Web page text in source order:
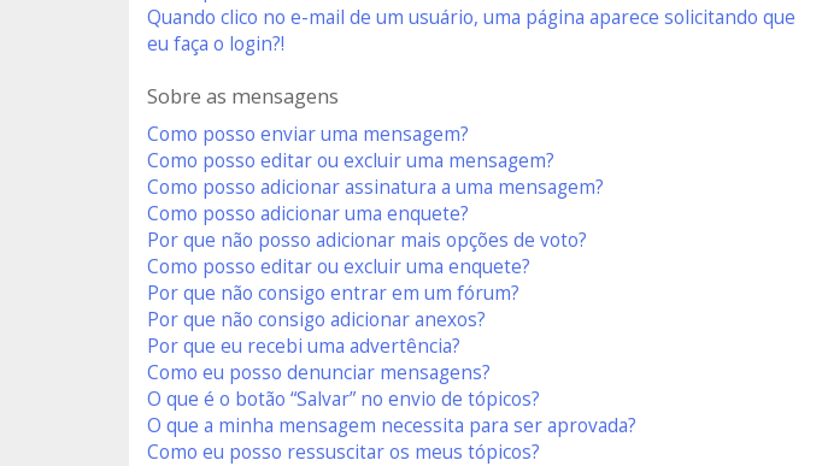
Quando clico no e-mail de um usuário, uma página aparece solicitando que
eu faça o login?!
Sobre as mensagens
Como posso enviar uma mensagem?
Como posso editar ou excluir uma mensagem?
Como posso adicionar assinatura a uma mensagem?
Como posso adicionar uma enquete?
Por que não posso adicionar mais opções de voto?
Como posso editar ou excluir uma enquete?
Por que não consigo entrar em um fórum?
Por que não consigo adicionar anexos?
Por que eu recebi uma advertência?
Como eu posso denunciar mensagens?
O que é o botão “Salvar” no envio de tópicos?
O que a minha mensagem necessita para ser aprovada?
Como eu posso ressuscitar os meus tópicos?